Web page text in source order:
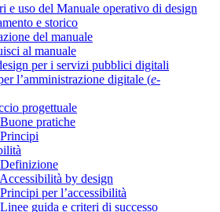
e uso del Manuale operativo di design
e storico
del manuale
al manuale
per i servizi pubblici digitali
l’amministrazione digitale (e-
progettuale
pratiche
by design
per l’accessibilità
guida e criteri di successo